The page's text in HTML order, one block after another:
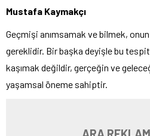
Mustafa Kaymakçı
Geçmişi anımsamak ve bilmek,
gereklidir. Bir başka deyişle bu
kaşımak değildir, gerçeğin ve
yaşamsal öneme sahiptir.